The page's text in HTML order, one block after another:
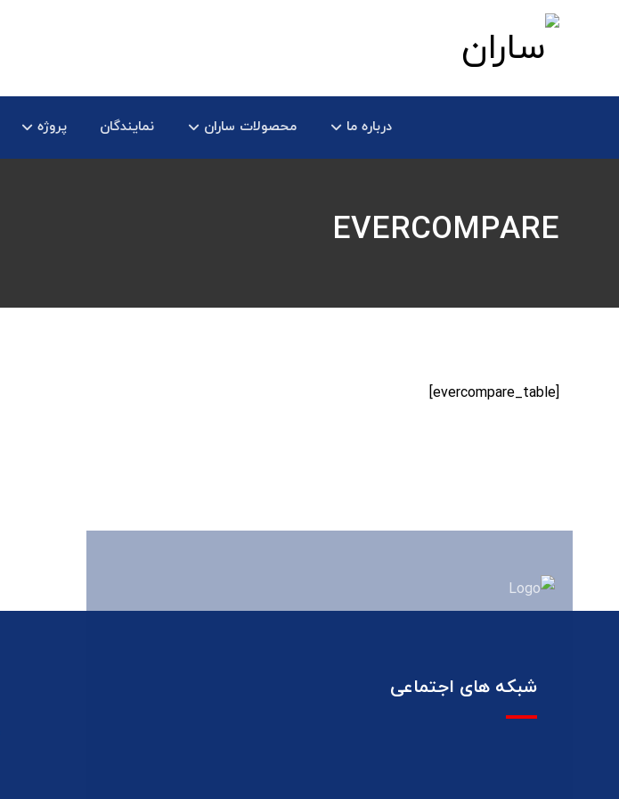
درباره ما محصولات ساران نمایندگان پروژه
EVERCOMPARE
[evercompare_table]
شبکه های اجتماعی